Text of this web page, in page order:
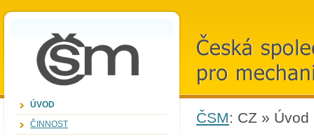
ČSM
Česká
pro mechaniku,
KANDIDáTI
ÚVOD
ČINNOST
ČSM: CZ » Úvod